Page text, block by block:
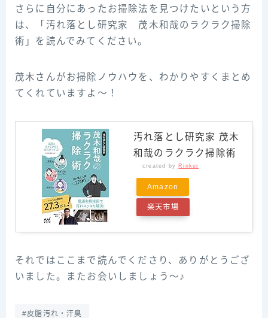
さらに自分にあったお掃除法を見つけたいという方
は、「汚れ落とし研究家 茂木和哉のラクラク掃除
術」を読んでみてください。
茂木さんがお掃除ノウハウを、わかりやすくまとめ
てくれていますよ～！
汚れ落とし研究家 茂木
和哉のラクラク掃除術
created by Rinker
Amazon
楽天市場
それではここまで読んでくださり、ありがとうござ
いました。またお会いしましょう～♪
#皮脂汚れ・汗臭